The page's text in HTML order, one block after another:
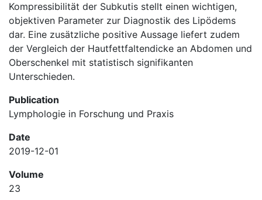
Kompressibilität der Subkutis stellt einen wichtigen,
objektiven Parameter zur Diagnostik des Lipödems
dar. Eine zusätzliche positive Aussage liefert zudem
der Vergleich der Hautfettfaltendicke an Abdomen und
Oberschenkel mit statistisch signifikanten
Unterschieden.
Publication
Lymphologie in Forschung und Praxis
Date
2019-12-01
Volume
23